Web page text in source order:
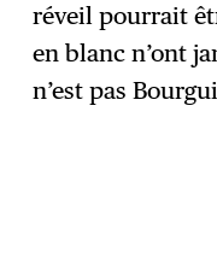
réveil pourrait
en blanc n’ont
n’est pas